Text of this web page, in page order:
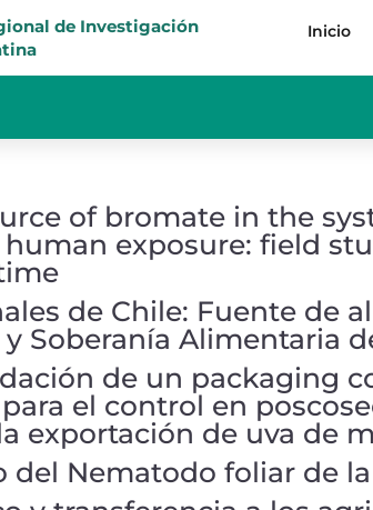
de Investigación
Inicio
of bromate in the
exposure: field
de Chile: Fuente de
Soberanía Alimentaria
de un packaging
el control en
exportación de uva de
del Nematodo foliar de